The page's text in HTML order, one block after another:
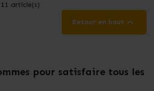
article(s)
Retour en haut 
pour satisfaire tous les